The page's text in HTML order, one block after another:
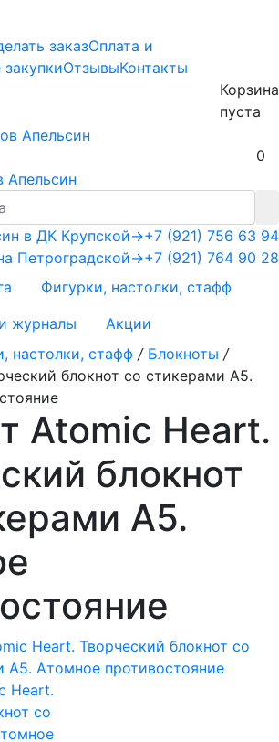
заказОплата и
ОтзывыКонтакты
Корзина
пуста
0
+7 (921) 756 63 94
+7 (921) 764 90 28
в ДК Крупской→
Петроградской→
Фигурки, настолки, стафф
журналы
Акции
настолки, стафф / Блокноты /
блокнот cо стикерами A5.
Atomic Heart.
блокнот
A5.